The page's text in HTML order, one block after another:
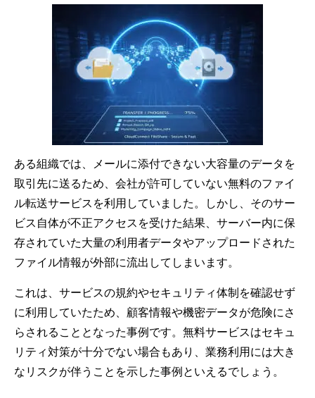
ある組織では、メールに添付できない大容量のデータを
取引先に送るため、会社が許可していない無料のファイ
ル転送サービスを利用していました。しかし、そのサー
ビス自体が不正アクセスを受けた結果、サーバー内に保
存されていた大量の利用者データやアップロードされた
ファイル情報が外部に流出してしまいます。
これは、サービスの規約やセキュリティ体制を確認せず
に利用していたため、顧客情報や機密データが危険にさ
らされることとなった事例です。無料サービスはセキュ
リティ対策が十分でない場合もあり、業務利用には大き
なリスクが伴うことを示した事例といえるでしょう。